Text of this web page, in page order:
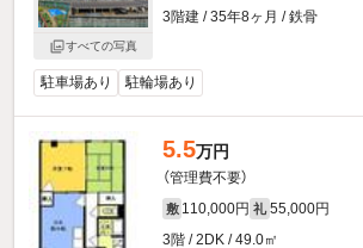
すべての写真
3階建 / 35年8ヶ月 / 鉄骨
駐車場あり 駐輪場あり
5.5万円
（管理費不要）
敷 110,000円 礼 55,000円
3階 / 2DK / 49.0㎡